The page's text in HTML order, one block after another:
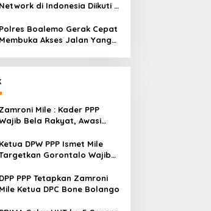
Network di Indonesia Diikuti 17
Polres Boalemo Gerak Cepat
Membuka Akses Jalan Yang
Mile : Kader PPP
Bela Rakyat, Awasi
Ketua DPW PPP Ismet Mile
Gorontalo Wajib
Kembali Basis Politik
DPP PPP Tetapkan Zamroni
Mile Ketua DPC Bone Bolango